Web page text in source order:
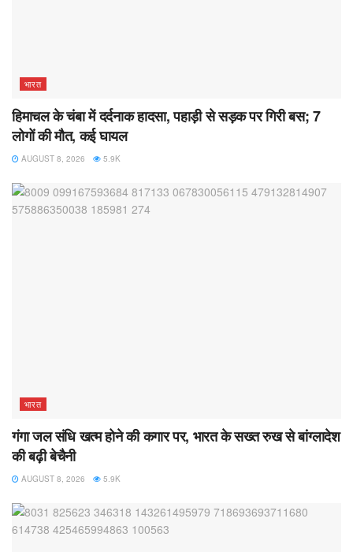
भारत
हिमाचल के चंबा में दर्दनाक हादसा, पहाड़ी से सड़क पर गिरी बस; 7
लोगों की मौत, कई घायल
AUGUST 8, 2026 5.9K
भारत
गंगा जल संधि खत्म होने की कगार पर, भारत के सख्त रुख से बांग्लादेश
की बढ़ी बेचैनी
AUGUST 8, 2026 5.9K